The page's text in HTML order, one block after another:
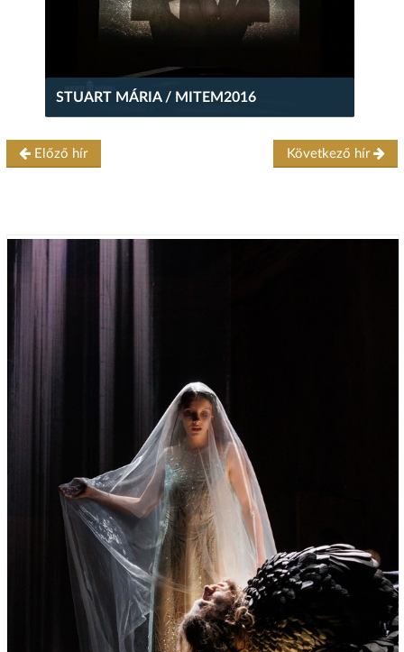
STUART MÁRIA / MITEM2016
Előző hír Következő hír